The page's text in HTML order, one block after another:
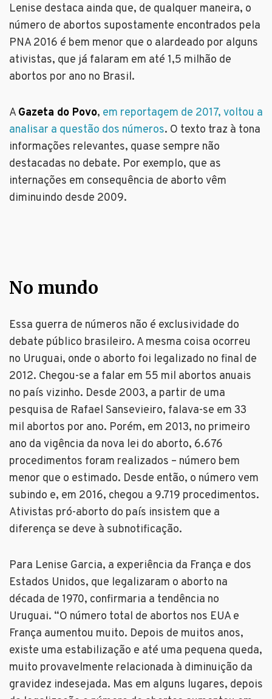
Lenise destaca ainda que, de qualquer maneira, o
número de abortos supostamente encontrados pela
PNA 2016 é bem menor que o alardeado por alguns
ativistas, que já falaram em até 1,5 milhão de
abortos por ano no Brasil.
AGazeta do Povo, em reportagem de 2017, voltou a
analisar a questão dos números. O texto traz à tona
informações relevantes, quase sempre não
destacadas no debate. Por exemplo, que as
internações em consequência de aborto vêm
diminuindo desde 2009.
No mundo
Essa guerra de números não é exclusividade do
debate público brasileiro. A mesma coisa ocorreu
no Uruguai, onde o aborto foi legalizado no final de
2012. Chegou-se a falar em 55 mil abortos anuais
no país vizinho. Desde 2003, a partir de uma
pesquisa de Rafael Sansevieiro, falava-se em 33
mil abortos por ano. Porém, em 2013, no primeiro
ano da vigência da nova lei do aborto, 6.676
procedimentos foram realizados – número bem
menor que o estimado. Desde então, o número vem
subindo e, em 2016, chegou a 9.719 procedimentos.
Ativistas pró-aborto do país insistem que a
diferença se deve à subnotificação.
Para Lenise Garcia, a experiência da França e dos
Estados Unidos, que legalizaram o aborto na
década de 1970, confirmaria a tendência no
Uruguai. “O número total de abortos nos EUA e
França aumentou muito. Depois de muitos anos,
existe uma estabilização e até uma pequena queda,
muito provavelmente relacionada à diminuição da
gravidez indesejada. Mas em alguns lugares, depois